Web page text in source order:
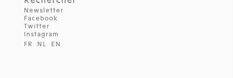
Newsletter
Facebook
Twitter
Instagram
FR
NL EN